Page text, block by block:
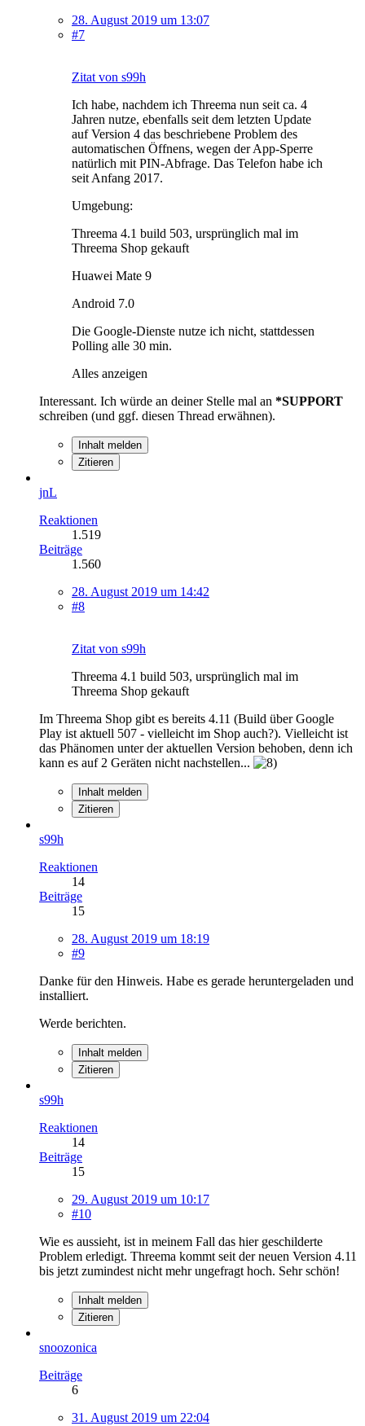
28. August 2019 um 13:07
#7
Zitat von s99h
Ich habe, nachdem ich Threema nun seit ca. 4
Jahren nutze, ebenfalls seit dem letzten Update
auf Version 4 das beschriebene Problem des
automatischen Öffnens, wegen der App-Sperre
natürlich mit PIN-Abfrage. Das Telefon habe ich
seit Anfang 2017.
Umgebung:
Threema 4.1 build 503, ursprünglich mal im
Threema Shop gekauft
Huawei Mate 9
Android 7.0
Die Google-Dienste nutze ich nicht, stattdessen
Polling alle 30 min.
Alles anzeigen
Interessant. Ich würde an deiner Stelle mal an *SUPPORT
schreiben (und ggf. diesen Thread erwähnen).
Inhalt melden
Zitieren
jnL
Reaktionen
1.519
Beiträge
1.560
28. August 2019 um 14:42
#8
Zitat von s99h
Threema 4.1 build 503, ursprünglich mal im
Threema Shop gekauft
Im Threema Shop gibt es bereits 4.11 (Build über Google
Play ist aktuell 507 - vielleicht im Shop auch?). Vielleicht ist
das Phänomen unter der aktuellen Version behoben, denn ich
kann es auf 2 Geräten nicht nachstellen...
Inhalt melden
Zitieren
s99h
Reaktionen
14
Beiträge
15
28. August 2019 um 18:19
#9
Danke für den Hinweis. Habe es gerade heruntergeladen und
installiert.
Werde berichten.
Inhalt melden
Zitieren
s99h
Reaktionen
14
Beiträge
15
29. August 2019 um 10:17
#10
Wie es aussieht, ist in meinem Fall das hier geschilderte
Problem erledigt. Threema kommt seit der neuen Version 4.11
bis jetzt zumindest nicht mehr ungefragt hoch. Sehr schön!
Inhalt melden
Zitieren
snoozonica
Beiträge
6
31. August 2019 um 22:04